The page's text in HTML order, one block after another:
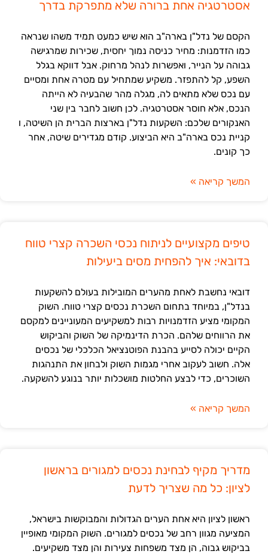
אסטרטגיה אחת ברורה שלא מתפרקת בדרך
הקסם של נדל"ן בארה"ב הוא שיש כמעט תמיד משהו שנראה
כמו הזדמנות: מחיר כניסה נמוך יחסית, שכירות שמרגישה
גבוהה על הנייר, ואפשרות לנהל מרחוק. אבל דווקא בגלל
השפע, קל להתפזר. משקיע שמתחיל עם מטרה אחת ומסיים
עם נכס שלא מתאים לה, מגלה מהר שהבעיה לא הייתה
הנכס, אלא חוסר אסטרטגיה. לכן חשוב לחבר בין שני
האנקורים שלכם: השקעות נדל"ן בארצות הברית הן השיטה, ו
קניית נכס בארה"ב היא הביצוע. קודם מגדירים שיטה, אחר
כך קונים.
המשך קריאה »
טיפים מקצועיים לניתוח נכסי השכרה קצרי טווח
בדובאי: איך להפחית מסים ביעילות
דובאי נחשבת לאחת מהערים המובילות בעולם להשקעות
בנדל"ן, במיוחד בתחום השכרת נכסים קצרי טווח. השוק
המקומי מציע הזדמנויות רבות למשקיעים המעוניינים למקסם
את הרווחים שלהם. הכרת הדינמיקה של השוק והביקוש
הקיים יכולה לסייע בהבנת הפוטנציאל הכלכלי של נכסים
אלה. חשוב לעקוב אחרי מגמות השוק ולבחון את התנהגות
השוכרים, כדי לבצע החלטות מושכלות יותר בנוגע להשקעה.
המשך קריאה »
מדריך מקיף לבחינת נכסים למגורים בראשון
לציון: כל מה שצריך לדעת
ראשון לציון היא אחת הערים הגדולות והמבוקשות בישראל,
המציעה מגוון רחב של נכסים למגורים. השוק המקומי מאופיין
בביקוש גבוה, הן מצד משפחות צעירות והן מצד משקיעים.